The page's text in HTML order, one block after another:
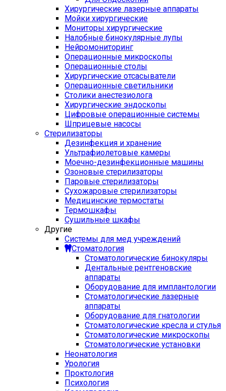
Хирургические лазерные аппараты
Мойки хирургические
Мониторы хирургические
Налобные бинокулярные лупы
Нейромониторинг
Операционные микроскопы
Операционные столы
Хирургические отсасыватели
Операционные светильники
Столики анестезиолога
Хирургические эндоскопы
Цифровые операционные системы
Шприцевые насосы
Стерилизаторы
Дезинфекция и хранение
Ультрафиолетовые камеры
Моечно-дезинфекционные машины
Озоновые стерилизаторы
Паровые стерилизаторы
Сухожаровые стерилизаторы
Медицинские термостаты
Термошкафы
Сушильные шкафы
Другие
Системы для мед учреждений
Стоматология
Стоматологические бинокуляры
Дентальные рентгеновские
аппараты
Оборудование для имплантологии
Стоматологические лазерные
аппараты
Оборудование для гнатологии
Стоматологические кресла и стулья
Стоматологические микроскопы
Стоматологические установки
Неонатология
Урология
Проктология
Психология